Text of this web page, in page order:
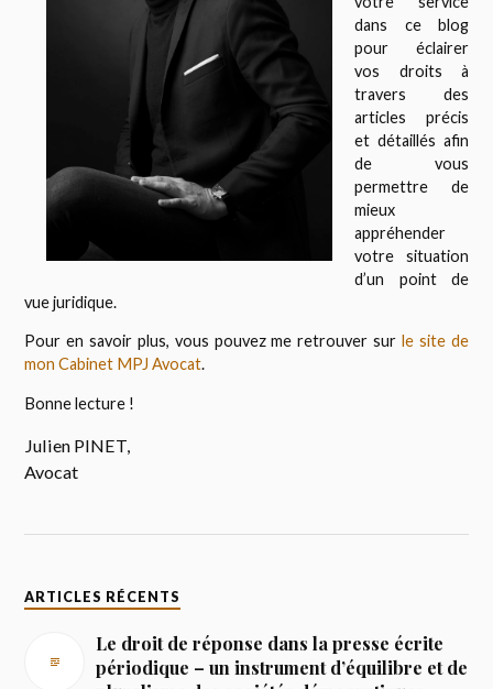
dans ce blog
pour éclairer
vos droits à
travers des
articles précis
et détaillés afin
de vous
permettre de
mieux
appréhender
votre situation
d’un point de
vue juridique.
Pour en savoir plus, vous pouvez me retrouver sur le site de
mon Cabinet MPJ Avocat.
Bonne lecture !
Julien PINET,
Avocat
ARTICLES RÉCENTS
Le droit de réponse dans la presse écrite
périodique – un instrument d’équilibre et de